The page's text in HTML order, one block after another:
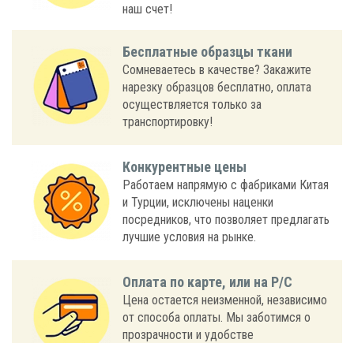
наш счет!
Бесплатные образцы ткани
Сомневаетесь в качестве? Закажите
нарезку образцов бесплатно, оплата
осуществляется только за
транспортировку!
Конкурентные цены
Работаем напрямую с фабриками Китая
и Турции, исключены наценки
посредников, что позволяет предлагать
лучшие условия на рынке.
Оплата по карте, или на Р/С
Цена остается неизменной, независимо
от способа оплаты. Мы заботимся о
прозрачности и удобстве